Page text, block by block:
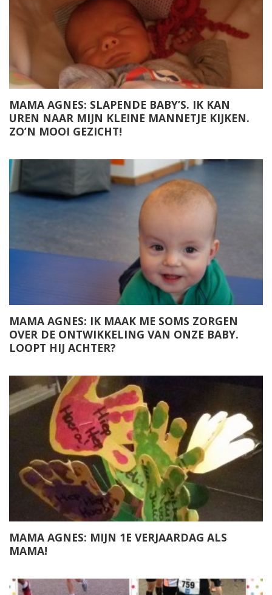
MAMA AGNES: SLAPENDE BABY’S. IK KAN
UREN NAAR MIJN KLEINE MANNETJE KIJKEN.
ZO’N MOOI GEZICHT!
MAMA AGNES: IK MAAK ME SOMS ZORGEN
OVER DE ONTWIKKELING VAN ONZE BABY.
LOOPT HIJ ACHTER?
MAMA AGNES: MIJN 1E VERJAARDAG ALS
MAMA!